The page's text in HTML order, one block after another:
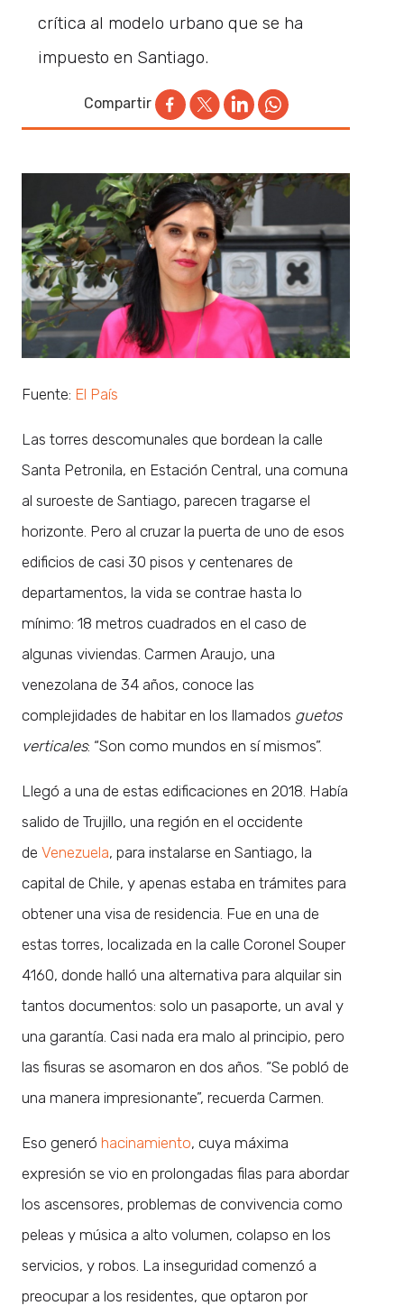
crítica al modelo urbano que se ha
impuesto en Santiago.
Compartir
Fuente: El País
Las torres descomunales que bordean la calle
Santa Petronila, en Estación Central, una comuna
al suroeste de Santiago, parecen tragarse el
horizonte. Pero al cruzar la puerta de uno de esos
edificios de casi 30 pisos y centenares de
departamentos, la vida se contrae hasta lo
mínimo: 18 metros cuadrados en el caso de
algunas viviendas. Carmen Araujo, una
venezolana de 34 años, conoce las
complejidades de habitar en los llamados guetos
verticales: “Son como mundos en sí mismos”.
Llegó a una de estas edificaciones en 2018. Había
salido de Trujillo, una región en el occidente
de Venezuela, para instalarse en Santiago, la
capital de Chile, y apenas estaba en trámites para
obtener una visa de residencia. Fue en una de
estas torres, localizada en la calle Coronel Souper
4160, donde halló una alternativa para alquilar sin
tantos documentos: solo un pasaporte, un aval y
una garantía. Casi nada era malo al principio, pero
las fisuras se asomaron en dos años. “Se pobló de
una manera impresionante”, recuerda Carmen.
Eso generó hacinamiento, cuya máxima
expresión se vio en prolongadas filas para abordar
los ascensores, problemas de convivencia como
peleas y música a alto volumen, colapso en los
servicios, y robos. La inseguridad comenzó a
preocupar a los residentes, que optaron por